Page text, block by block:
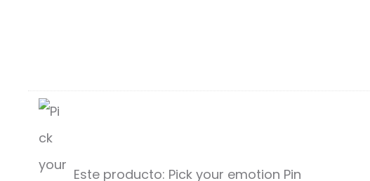
Este producto: Pick your emotion Pin